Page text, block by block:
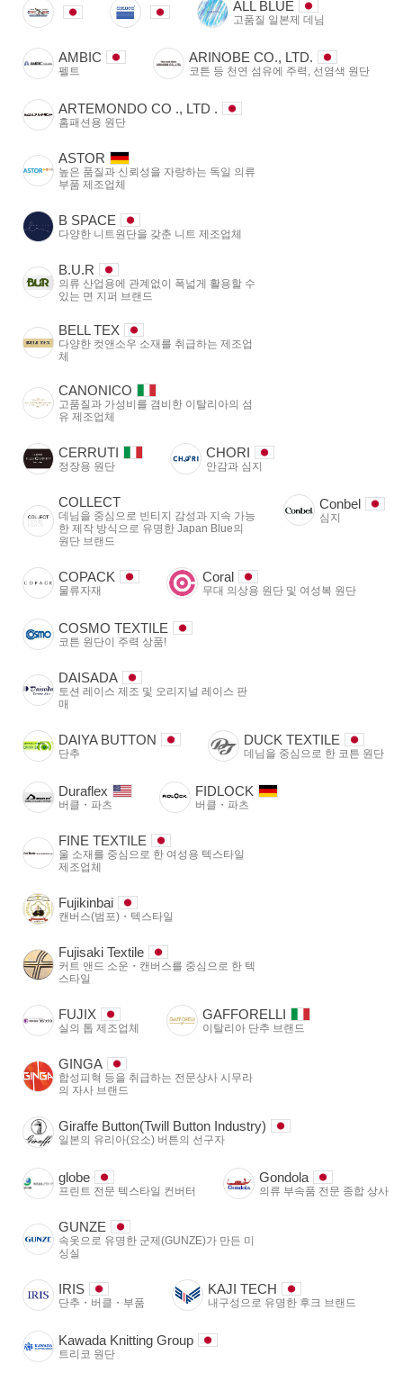
ALL BLUE
고품질 일본제 데님
AMBIC
펠트
ARINOBE CO., LTD.
코튼 등 천연 섬유에 주력, 선염색 원단
ARTEMONDO CO ., LTD .
홈패션용 원단
ASTOR
높은 품질과 신뢰성을 자랑하는 독일 의류
부품 제조업체
B SPACE
다양한 니트원단을 갖춘 니트 제조업체
B.U.R
의류 산업용에 관계없이 폭넓게 활용할 수
있는 면 지퍼 브랜드
BELL TEX
다양한 컷앤소우 소재를 취급하는 제조업
체
CANONICO
고품질과 가성비를 겸비한 이탈리아의 섬
유 제조업체
CERRUTI
정장용 원단
CHORI
안감과 심지
COLLECT
데님을 중심으로 빈티지 감성과 지속 가능
한 제작 방식으로 유명한 Japan Blue의
원단 브랜드
Conbel
심지
COPACK
물류자재
Coral
무대 의상용 원단 및 여성복 원단
COSMO TEXTILE
코튼 원단이 주력 상품!
DAISADA
토션 레이스 제조 및 오리지널 레이스 판
매
DAIYA BUTTON
단추
DUCK TEXTILE
데님을 중심으로 한 코튼 원단
Duraflex
버클・파츠
FIDLOCK
버클・파츠
FINE TEXTILE
울 소재를 중심으로 한 여성용 텍스타일
제조업체
Fujikinbai
캔버스(범포)・텍스타일
Fujisaki Textile
커트 앤드 소운・캔버스를 중심으로 한 텍
스타일
FUJIX
실의 톱 제조업체
GAFFORELLI
이탈리아 단추 브랜드
GINGA
합성피혁 등을 취급하는 전문상사 시무라
의 자사 브랜드
Giraffe Button(Twill Button Industry)
일본의 유리아(요소) 버튼의 선구자
globe
프린트 전문 텍스타일 컨버터
Gondola
의류 부속품 전문 종합 상사
GUNZE
속옷으로 유명한 군제(GUNZE)가 만든 미
싱실
IRIS
단추・버클・부품
KAJI TECH
내구성으로 유명한 후크 브랜드
Kawada Knitting Group
트리코 원단